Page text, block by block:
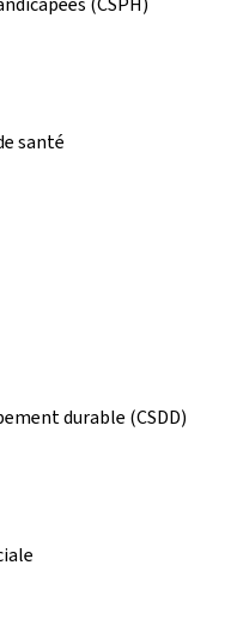
santé
durable (CSDD)